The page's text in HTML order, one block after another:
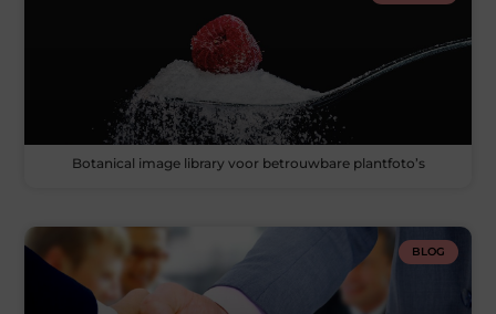
Botanical image library voor betrouwbare plantfoto’s
BLOG